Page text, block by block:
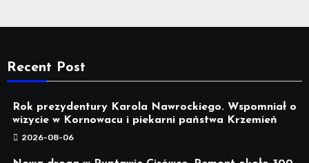
Recent Post
Rok prezydentury Karola Nawrockiego. Wspomniał o
wizycie w Kornowacu i piekarni państwa Krzemień
2026-08-06